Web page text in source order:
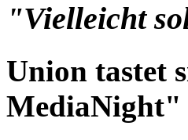
"Vielleicht
Union tastet
MediaNight"